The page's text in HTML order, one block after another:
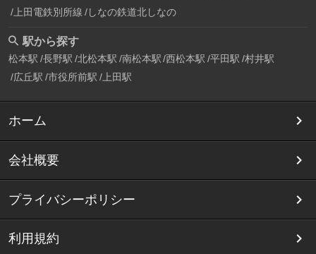
上田電鉄別所線 しなの鉄道北しなの
駅から探す
松本駅 長野駅 北松本駅 南松本駅 西松本駅 平田駅 村井駅
広丘駅 市役所前駅 上田駅
ホーム
会社概要
プライバシーポリシー
利用規約